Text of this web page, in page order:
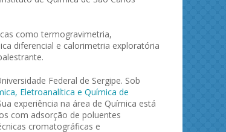
como termogravimetria,
diferencial e calorimetria exploratória
Federal de Sergipe. Sob
Eletroanalítica e Química de
experiência na área de Química está
com adsorção de poluentes
cromatográficas e